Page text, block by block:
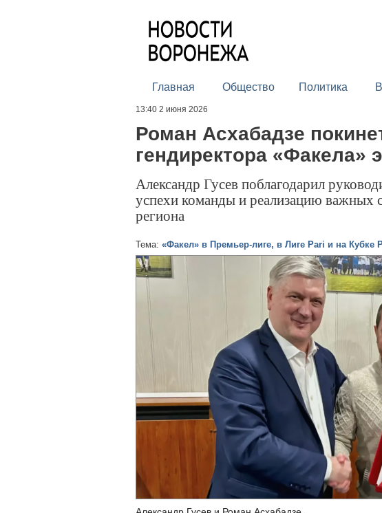
Главная Общество Политика
13:40 2 июня 2026
Роман Асхабадзе
гендиректора «Факела»
Александр Гусев поблагодарил
успехи команды и реализацию важных
региона
Тема: «Факел» в Премьер-лиге, в Лиге Pari и на Кубке